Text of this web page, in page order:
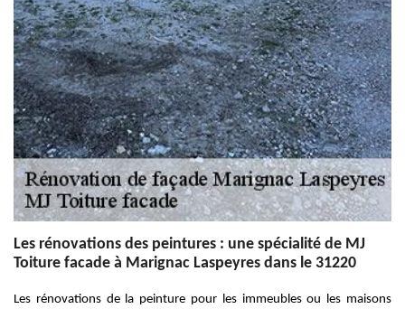
Les rénovations des peintures : une spécialité de MJ
Toiture facade à Marignac Laspeyres dans le 31220
Les rénovations de la peinture pour les immeubles ou les maisons